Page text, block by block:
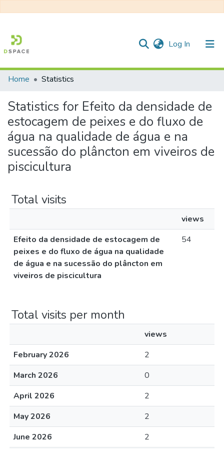
Log In (current)
All of DSpace
Home Statistics
Statistics for Efeito da densidade de
estocagem de peixes e do fluxo de
água na qualidade de água e na
sucessão do plâncton em viveiros de
piscicultura
Total visits
views
Efeito da densidade de estocagem de
peixes e do fluxo de água na qualidade
de água e na sucessão do plâncton em
viveiros de piscicultura
54
Total visits per month
views
February 2026
2
March 2026
0
April 2026
2
May 2026
2
June 2026
2